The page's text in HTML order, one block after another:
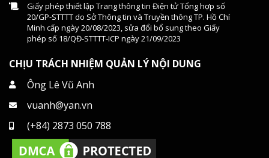
Giấy phép thiết lập Trang thông tin Điện tử Tổng hợp số
20/GP-STTTT do Sở Thông tin và Truyền thông TP. Hồ Chí
Minh cấp ngày 20/08/2023, sửa đổi bổ sung theo Giấy
phép số 18/QĐ-STTTT-ICP ngày 21/09/2023
CHỊU TRÁCH NHIỆM QUẢN LÝ NỘI DUNG
Ông Lê Vũ Anh
vuanh@yan.vn
(+84) 2873 050 788